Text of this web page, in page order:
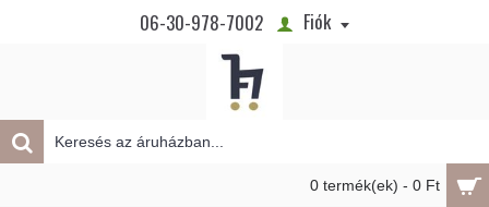
06-30-978-7002 Fiók
0 termék(ek) - 0 Ft